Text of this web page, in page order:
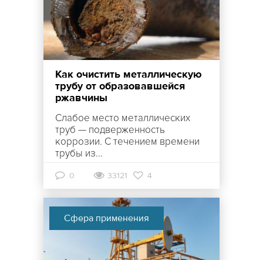
Как очистить металлическую
трубу от образовавшейся
ржавчины
Слабое место металлических
труб — подверженность
коррозии. С течением времени
трубы из...
0 33121 4
Сфера применения